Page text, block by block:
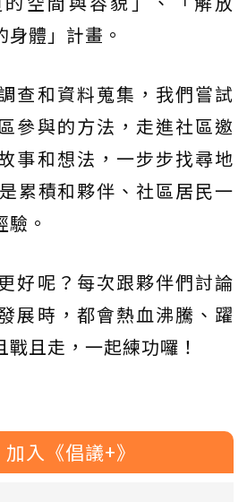
身體」計畫。
查和資料蒐集，我們嘗試
參與的方法，走進社區邀
事和想法，一步步找尋地
累積和夥伴、社區居民一
。
好呢？每次跟夥伴們討論
展時，都會熱血沸騰、躍
且走，一起練功囉！
入《倡議+》